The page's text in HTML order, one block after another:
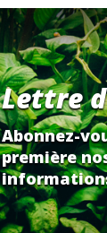
Lettre
Abonnez-
première